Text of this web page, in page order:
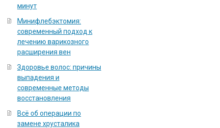
минут
Минифлебэктомия:
современный подход к
лечению варикозного
расширения вен
Здоровье волос: причины
выпадения и
современные методы
восстановления
Всё об операции по
замене хрусталика